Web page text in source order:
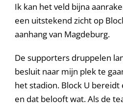
Ik kan het veld bijna
een uitstekend zicht op
aanhang van Magdeburg.
De supporters druppelen
besluit naar mijn plek te
het stadion. Block U
en dat belooft wat. Als de